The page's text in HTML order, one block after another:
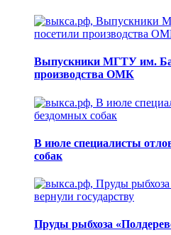
Выпускники МГТУ им.
производства ОМК
В июле специалисты
собак
Пруды рыбхоза